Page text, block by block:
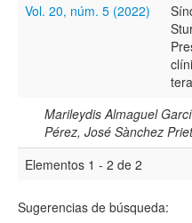
Vol. 20, núm. 5 (2022)
Marileydis Almaguel
Pérez, José Sànchez
Elementos 1 - 2 de 2
Sugerencias de búsqueda: